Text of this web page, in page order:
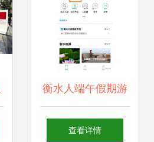
衡水人端午假期游
玩，这款小程序必
查看详情